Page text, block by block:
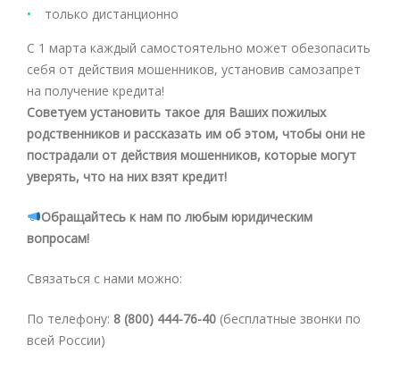
только дистанционно
С 1 марта каждый самостоятельно может обезопасить
себя от действия мошенников, установив самозапрет
на получение кредита!
Советуем установить такое для Ваших пожилых
родственников и рассказать им об этом, чтобы они не
пострадали от действия мошенников, которые могут
уверять, что на них взят кредит!
Обращайтесь к нам по любым юридическим
вопросам!
Связаться с нами можно:
По телефону: 8 (800) 444-76-40 (бесплатные звонки по
всей России)